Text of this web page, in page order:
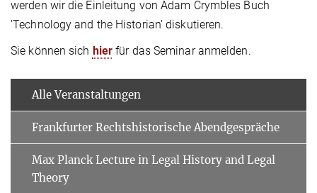
werden wir die Einleitung von Adam Crymbles Buch
'Technology and the Historian' diskutieren.
Sie können sich hier für das Seminar anmelden.
Alle Veranstaltungen
Frankfurter Rechtshistorische Abendgespräche
Max Planck Lecture in Legal History and Legal
Theory